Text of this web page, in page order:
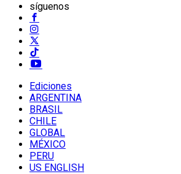
síguenos
Ediciones
ARGENTINA
BRASIL
CHILE
GLOBAL
MÉXICO
PERU
US ENGLISH